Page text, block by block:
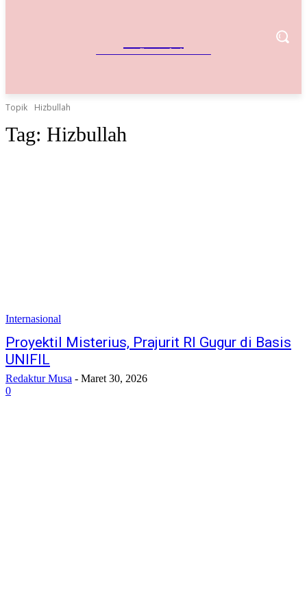
Referensi Bisnis Indonesia
Topik Hizbullah
Tag: Hizbullah
Internasional
Proyektil Misterius, Prajurit RI Gugur di Basis
UNIFIL
Redaktur Musa - Maret 30, 2026
0